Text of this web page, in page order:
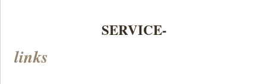
SERVICE-
links